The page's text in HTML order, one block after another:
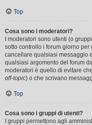
Top
Cosa sono i moderatori?
I moderatori sono utenti (o
sotto controllo i forum giorno
cancellare qualsiasi messaggio
qualsiasi argomento del forum
moderatori è quello di evitare
off-topic) o che scrivano
Top
Cosa sono i gruppi di utenti?
I gruppi permettono agli